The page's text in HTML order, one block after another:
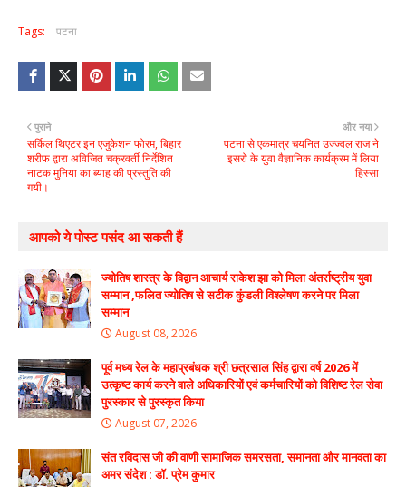
Tags: पटना
और नया
पटना से एकमात्र चयनित उज्ज्वल राज ने
इसरो के युवा वैज्ञानिक कार्यक्रम में लिया
हिस्सा
पुराने
सर्किल थिएटर इन एजुकेशन फोरम, बिहार
शरीफ द्वारा अविजित चक्रवर्ती निर्देशित
नाटक मुनिया का ब्याह की प्रस्तुति की
गयी।
आपको ये पोस्ट पसंद आ सकती हैं
ज्योतिष शास्त्र के विद्वान आचार्य राकेश झा को मिला अंतर्राष्ट्रीय युवा
सम्मान ,फलित ज्योतिष से सटीक कुंडली विश्लेषण करने पर मिला
सम्मान
August 08, 2026
पूर्व मध्य रेल के महाप्रबंधक श्री छत्रसाल सिंह द्वारा वर्ष 2026 में
उत्कृष्ट कार्य करने वाले अधिकारियों एवं कर्मचारियों को विशिष्ट रेल सेवा
पुरस्कार से पुरस्कृत किया
August 07, 2026
संत रविदास जी की वाणी सामाजिक समरसता, समानता और मानवता का
अमर संदेश : डॉ. प्रेम कुमार